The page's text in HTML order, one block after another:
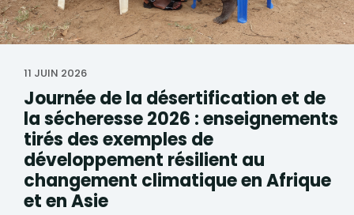
11 JUIN 2026
Journée de la désertification et de
la sécheresse 2026 : enseignements
tirés des exemples de
développement résilient au
changement climatique en Afrique
et en Asie